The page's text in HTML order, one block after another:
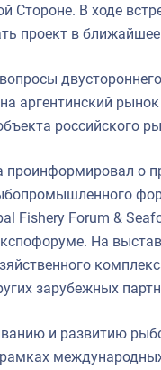
Стороне. В ходе
проект в
аргентинский
российского
проинформировал о
Fishery Forum &
На
зарубежных
и развитию